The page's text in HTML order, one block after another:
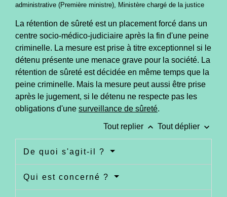
administrative (Première ministre), Ministère chargé de la justice
La rétention de sûreté est un placement forcé dans un
centre socio-médico-judiciaire après la fin d'une peine
criminelle. La mesure est prise à titre exceptionnel si le
détenu présente une menace grave pour la société. La
rétention de sûreté est décidée en même temps que la
peine criminelle. Mais la mesure peut aussi être prise
après le jugement, si le détenu ne respecte pas les
obligations d'une surveillance de sûreté.
Tout replier keyboard_arrow_up Tout déplier keyboard_arrow_down
De quoi s'agit-il ?
Qui est concerné ?